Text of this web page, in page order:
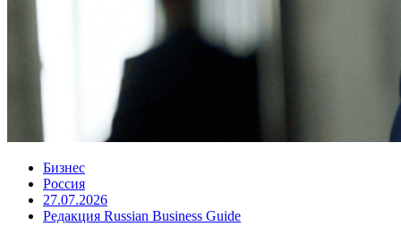
Бизнес
Россия
27.07.2026
Редакция Russian Business Guide